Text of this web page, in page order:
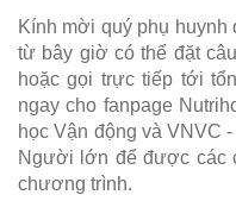
Kính mời quý phụ huynh
từ bây giờ có thể đặt
hoặc gọi trực tiếp tới
ngay cho fanpage
học Vận động và VNVC
Người lớn để được các
chương trình.